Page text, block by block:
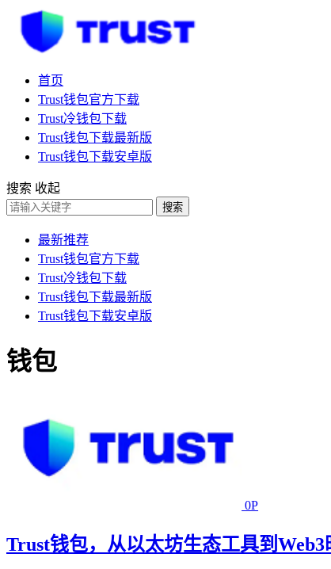
首页
Trust钱包官方下载
Trust冷钱包下载
Trust钱包下载最新版
Trust钱包下载安卓版
搜索 收起
搜索
最新推荐
Trust钱包官方下载
Trust冷钱包下载
Trust钱包下载最新版
Trust钱包下载安卓版
钱包
0P
Trust钱包，从以太坊生态工具到